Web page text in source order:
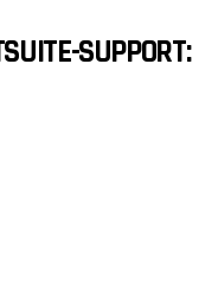
SUPPORT: